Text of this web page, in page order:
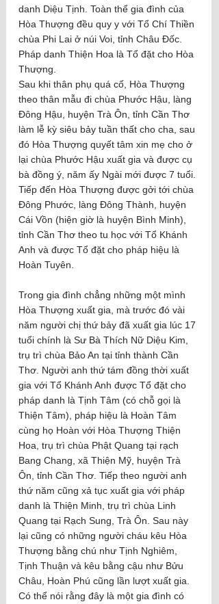
danh Diệu Tịnh. Toàn thể gia đình của
Hòa Thượng đều quy y với Tổ Chí Thiền
chùa Phi Lai ở núi Voi, tỉnh Châu Đốc.
Pháp danh Thiện Hoa là Tổ đặt cho Hòa
Thượng.
Sau khi thân phụ quá cố, Hòa Thượng
theo thân mẫu đi chùa Phước Hậu, làng
Đông Hậu, huyện Trà Ôn, tỉnh Cần Thơ
làm lễ kỳ siêu bảy tuần thất cho cha, sau
đó Hòa Thượng quyết tâm xin mẹ cho ở
lại chùa Phước Hậu xuất gia và được cụ
bà đồng ý, năm ấy Ngài mới được 7 tuổi.
Tiếp đến Hòa Thượng được gởi tới chùa
Đông Phước, làng Đông Thành, huyện
Cái Vồn (hiện giờ là huyện Bình Minh),
tỉnh Cần Thơ theo tu học với Tổ Khánh
Anh và được Tổ đặt cho pháp hiệu là
Hoàn Tuyên.
Trong gia đình chẳng những một mình
Hòa Thượng xuất gia, mà trước đó vài
năm người chị thứ bảy đã xuất gia lúc 17
tuổi chính là Sư Bà Thích Nữ Diệu Kim,
trụ trì chùa Bảo An tại tỉnh thành Cần
Thơ. Người anh thứ tám đồng thời xuất
gia với Tổ Khánh Anh được Tổ đặt cho
pháp danh là Tịnh Tâm (có chỗ gọi là
Thiện Tâm), pháp hiệu là Hoàn Tâm
cùng họ Hoàn với Hòa Thượng Thiện
Hoa, trụ trì chùa Phật Quang tại rạch
Bang Chang, xã Thiện Mỹ, huyện Trà
Ôn, tỉnh Cần Thơ. Tiếp theo người anh
thứ năm cũng xả tục xuất gia với pháp
danh là Thiện Minh, trụ trì chùa Linh
Quang tại Rạch Sung, Trà Ôn. Sau này
lại cũng có những người cháu kêu Hòa
Thượng bằng chú như Tịnh Nghiêm,
Tịnh Thuận và kêu bằng cậu như Bửu
Châu, Hoàn Phú cũng lần lượt xuất gia.
Có thể nói rằng đây là một gia đình có